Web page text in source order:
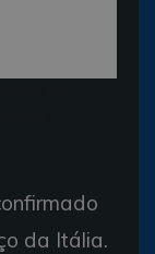
da Itália.